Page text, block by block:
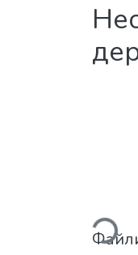
Вантажиться...